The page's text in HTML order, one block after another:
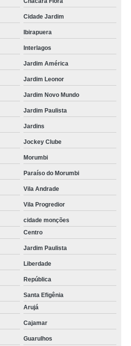
Cidade Jardim
Ibirapuera
Interlagos
Jardim América
Jardim Leonor
Jardim Novo Mundo
Jardim Paulista
Jardins
Jockey Clube
Morumbi
Paraíso do Morumbi
Vila Andrade
Vila Progredior
cidade monções
Centro
Jardim Paulista
Liberdade
República
Santa Efigênia
Arujá
Cajamar
Guarulhos